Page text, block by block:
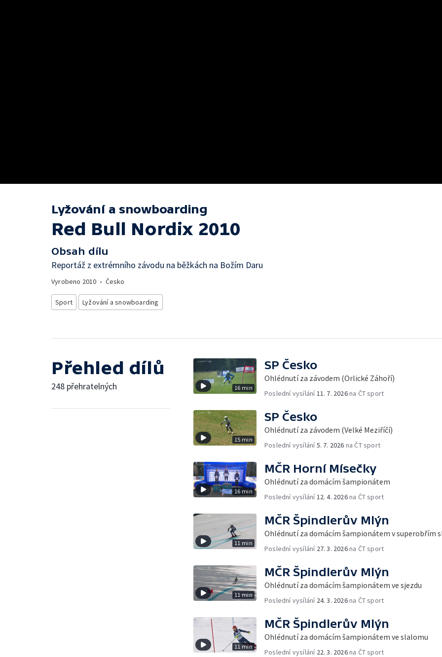
Lyžování a snowboarding
Red Bull Nordix 2010
Obsah dílu
Reportáž z extrémního závodu na běžkách na Božím Daru
Vyrobeno 2010 • Česko
Sport Lyžování a snowboarding
Přehled dílů
248 přehratelných 16 min
SP Česko
Ohlédnutí za závodem (Orlické Záhoří)
Poslední vysílání 11. 7. 2026na ČT sport
15 min
SP Česko
Ohlédnutí za závodem (Velké Meziříčí)
Poslední vysílání5. 7. 2026 na ČT sport
16 min
MČR Horní Mísečky
Ohlédnutí za domácím šampionátem
Poslední vysílání 12. 4. 2026na ČT sport
11 min
MČR Špindlerův Mlýn
Ohlédnutí za domácím šampionátem v superobřím
Poslední vysílání 27. 3. 2026na ČT sport
11 min
MČR Špindlerův Mlýn
Ohlédnutí za domácím šampionátem ve sjezdu
Poslední vysílání 24. 3. 2026na ČT sport
11 min
MČR Špindlerův Mlýn
Ohlédnutí za domácím šampionátem ve slalomu
Poslední vysílání 22. 3. 2026na ČT sport